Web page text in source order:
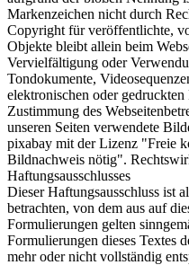
Markenzeichen nicht durch
Copyright für veröffentlichte,
Objekte bleibt allein beim
Vervielfältigung oder
Tondokumente,
elektronischen oder
Zustimmung des
unseren Seiten verwendete
pixabay mit der Lizenz "Freie
Bildnachweis nötig".
Haftungsausschlusses
Dieser Haftungsausschluss ist
betrachten, von dem aus auf
Formulierungen gelten
Formulierungen dieses Textes
mehr oder nicht vollständig